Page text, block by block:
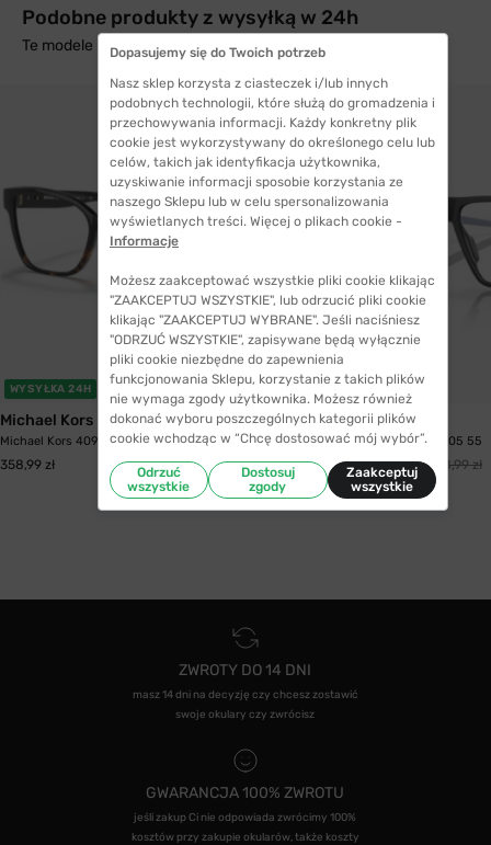
Podobne produkty z wysyłką w 24h
Te modele mogą Cię zainteresować
WYSYŁKA 24H
Michael Kors
Michael Kors 4094U 3912 53 KARLIE I
358,99 zł
Oakley
Oakley 8052 805205 55
392,99 zł 448,99 zł
ZWROTY DO 14 DNI
masz 14 dni na decyzję czy chcesz zostawić
swoje okulary czy zwrócisz
GWARANCJA 100% ZWROTU
jeśli zakup Ci nie odpowiada zwrócimy 100%
kosztów przy zakupie okularów, także koszty
Dopasujemy się do Twoich potrzeb
Nasz sklep korzysta z ciasteczek i/lub innych
podobnych technologii, które służą do gromadzenia i
przechowywania informacji. Każdy konkretny plik
cookie jest wykorzystywany do określonego celu lub
celów, takich jak identyfikacja użytkownika,
uzyskiwanie informacji sposobie korzystania ze
naszego Sklepu lub w celu spersonalizowania
wyświetlanych treści. Więcej o plikach cookie -
Informacje
Możesz zaakceptować wszystkie pliki cookie klikając
"ZAAKCEPTUJ WSZYSTKIE", lub odrzucić pliki cookie
klikając "ZAAKCEPTUJ WYBRANE". Jeśli naciśniesz
"ODRZUĆ WSZYSTKIE", zapisywane będą wyłącznie
pliki cookie niezbędne do zapewnienia
funkcjonowania Sklepu, korzystanie z takich plików
nie wymaga zgody użytkownika. Możesz również
dokonać wyboru poszczególnych kategorii plików
cookie wchodząc w “Chcę dostosować mój wybór”.
Odrzuć
wszystkie
Dostosuj
zgody
Zaakceptuj
wszystkie